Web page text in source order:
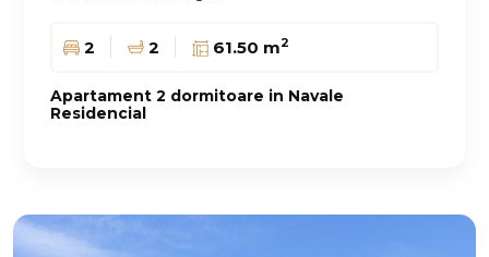
2 2 61.50 m2
Apartament 2 dormitoare in Navale
Residencial